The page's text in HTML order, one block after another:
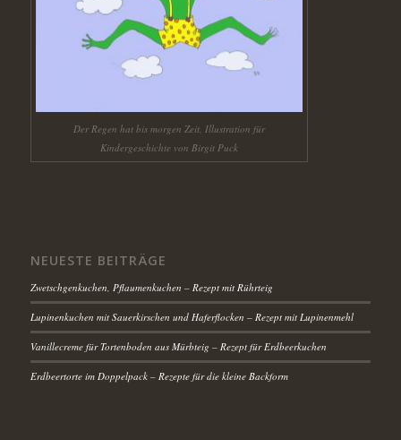
Der Regen hat bis morgen Zeit, Illustration für
Kindergeschichte von Birgit Puck
NEUESTE BEITRÄGE
Zwetschgenkuchen, Pflaumenkuchen – Rezept mit Rührteig
Lupinenkuchen mit Sauerkirschen und Haferflocken – Rezept mit Lupinenmehl
Vanillecreme für Tortenboden aus Mürbteig – Rezept für Erdbeerkuchen
Erdbeertorte im Doppelpack – Rezepte für die kleine Backform